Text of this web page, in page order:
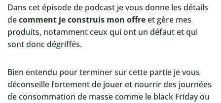
Dans cet épisode de podcast je vous donne les détails
decomment je construis mon offreet gère mes
produits, notamment ceux qui ont un défaut et qui
sont donc dégriffés.
Bien entendu pour terminer sur cette partie je vous
déconseille fortement de jouer et nourrir des journées
de consommation de masse comme le black Friday ou